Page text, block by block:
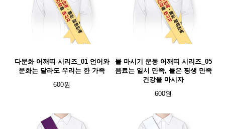
다문화 어깨띠 시리즈_01 언어와
문화는 달라도 우리는 한 가족
600원
물 마시기 운동 어깨띠 시리즈_05
음료는 일시 만족, 물은 평생 만족
건강을 마시자
600원